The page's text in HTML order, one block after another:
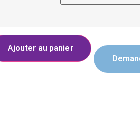
Ajouter au panier